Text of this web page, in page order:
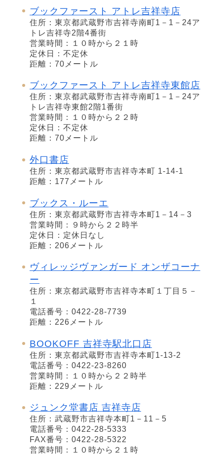
ブックファースト アトレ吉祥寺店
住所：東京都武蔵野市吉祥寺南町1－1－24ア
トレ吉祥寺2階4番街
営業時間：１０時から２１時
定休日：不定休
距離：70メートル
ブックファースト アトレ吉祥寺東館店
住所：東京都武蔵野市吉祥寺南町1－1－24ア
トレ吉祥寺東館2階1番街
営業時間：１０時から２２時
定休日：不定休
距離：70メートル
外口書店
住所：東京都武蔵野市吉祥寺本町 1-14-1
距離：177メートル
ブックス・ルーエ
住所：東京都武蔵野市吉祥寺本町1－14－3
営業時間：９時から２２時半
定休日：定休日なし
距離：206メートル
ヴィレッジヴァンガード オンザコーナ
ー
住所：東京都武蔵野市吉祥寺本町１丁目５－
１
電話番号：0422-28-7739
距離：226メートル
BOOKOFF 吉祥寺駅北口店
住所：東京都武蔵野市吉祥寺本町1-13-2
電話番号：0422-23-8260
営業時間：１０時から２２時半
距離：229メートル
ジュンク堂書店 吉祥寺店
住所：武蔵野市吉祥寺本町1－11－5
電話番号：0422-28-5333
FAX番号：0422-28-5322
営業時間：１０時から２１時